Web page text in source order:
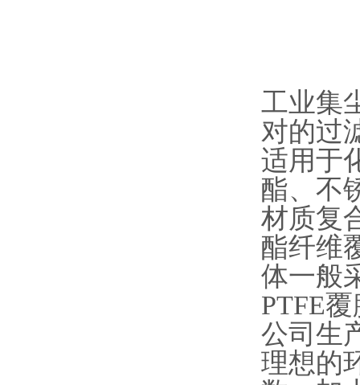
工业集
对的过
适用于
酯、不
材质复
酯纤维
体一般
PTFE
公司生
理想的